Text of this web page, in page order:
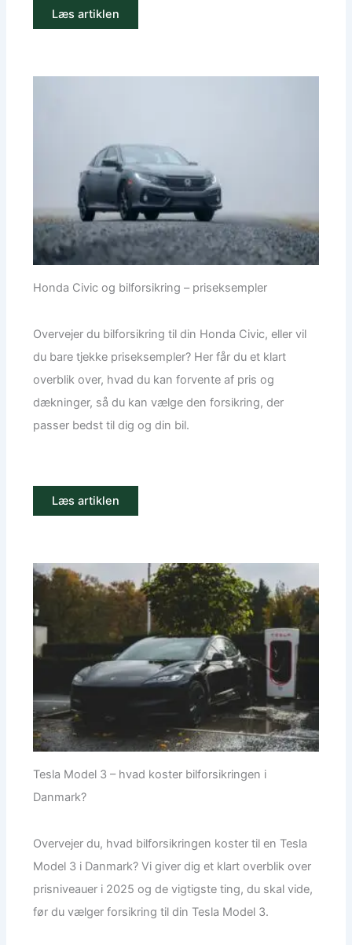
Læs artiklen
Honda Civic og bilforsikring – priseksempler
Overvejer du bilforsikring til din Honda Civic, eller vil
du bare tjekke priseksempler? Her får du et klart
overblik over, hvad du kan forvente af pris og
dækninger, så du kan vælge den forsikring, der
passer bedst til dig og din bil.
Læs artiklen
Tesla Model 3 – hvad koster bilforsikringen i
Danmark?
Overvejer du, hvad bilforsikringen koster til en Tesla
Model 3 i Danmark? Vi giver dig et klart overblik over
prisniveauer i 2025 og de vigtigste ting, du skal vide,
før du vælger forsikring til din Tesla Model 3.